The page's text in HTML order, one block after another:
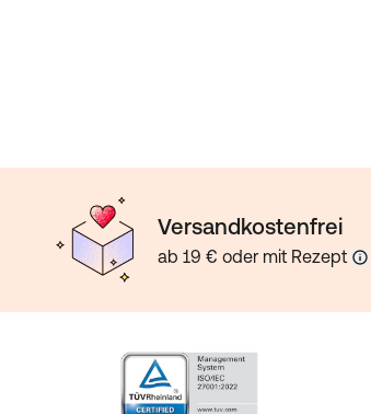
Versandkostenfrei
ab 19 € oder mit Rezept